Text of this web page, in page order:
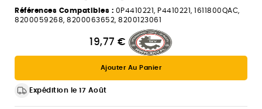
Références Compatibles : 0P4410221, P4410221, 1611800QAC,
8200059268, 8200063652, 8200123061
19,77 €
Ajouter Au Panier
Expédition le 17 Août